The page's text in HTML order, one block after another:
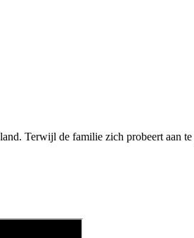
Terwijl de familie zich probeert aan